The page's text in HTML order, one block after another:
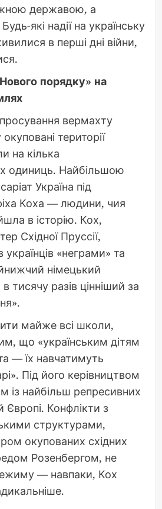
державою, а
які надії на українську
в перші дні війни,
порядку» на
вермахту
території
на кілька
одиниць. Найбільшою
Україна під
Коха — людини, чия
в історію. Кох,
Східної Пруссії,
українців «неграми» та
німецький
тисячу разів цінніший за
майже всі школи,
що «українським дітям
— їх навчатимуть
Під його керівництвом
із найбільш репресивних
Європі. Конфлікти з
структурами,
окупованих східних
Розенбергом, не
— навпаки, Кох